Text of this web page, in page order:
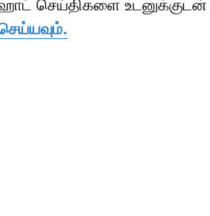
செய்திகளை உடனுக்குடன்